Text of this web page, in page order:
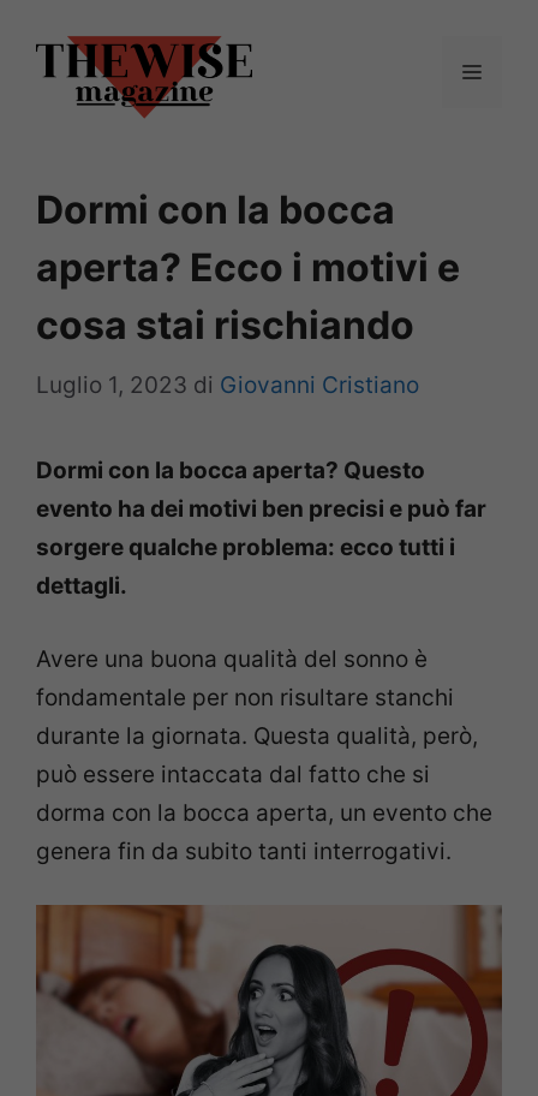
contenuto
Menu
Dormi con la bocca
aperta? Ecco i motivi e
cosa stai rischiando
Luglio 1, 2023 di Giovanni Cristiano
Dormi con la bocca aperta? Questo
evento ha dei motivi ben precisi e può far
sorgere qualche problema: ecco tutti i
dettagli.
Avere una buona qualità del sonno è
fondamentale per non risultare stanchi
durante la giornata. Questa qualità, però,
può essere intaccata dal fatto che si
dorma con la bocca aperta, un evento che
genera fin da subito tanti interrogativi.